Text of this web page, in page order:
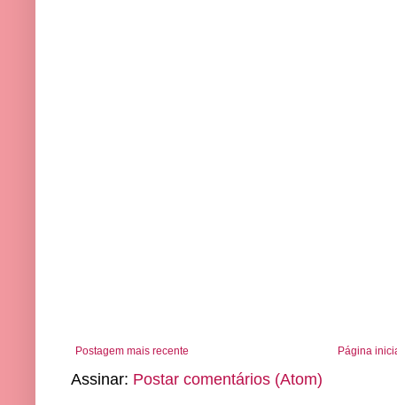
Postagem mais recente Página
Assinar: Postar comentários (Atom)